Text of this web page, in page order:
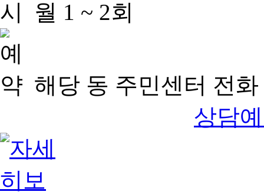
월 1 ~ 2회
해당 동 주민센터 전
상담